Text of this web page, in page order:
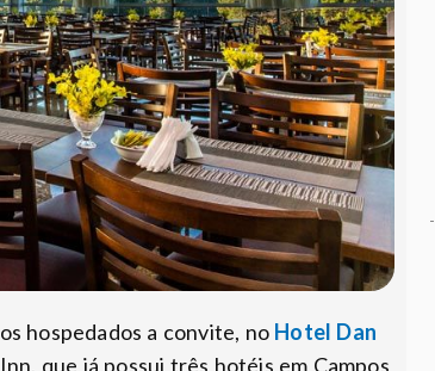
hospedados a convite, no Hotel Dan
que já possui três hotéis em Campos